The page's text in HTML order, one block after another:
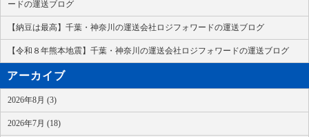
ードの運送ブログ
【納豆は最高】千葉・神奈川の運送会社ロジフォワードの運送ブログ
【令和８年熊本地震】千葉・神奈川の運送会社ロジフォワードの運送ブログ
アーカイブ
2026年8月 (3)
2026年7月 (18)